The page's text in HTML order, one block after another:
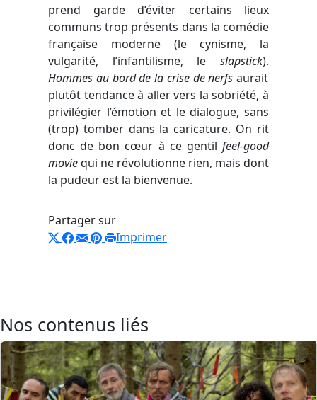
prend garde d’éviter certains lieux
communs trop présents dans la comédie
française moderne (le cynisme, la
vulgarité, l’infantilisme, le slapstick).
Hommes au bord de la crise de nerfsaurait
plutôt tendance à aller vers la sobriété, à
privilégier l’émotion et le dialogue, sans
(trop) tomber dans la caricature. On rit
donc de bon cœur à ce gentil feel-good
moviequi ne révolutionne rien, mais dont
la pudeur est la bienvenue.
Partager sur
Imprimer
Nos contenus liés